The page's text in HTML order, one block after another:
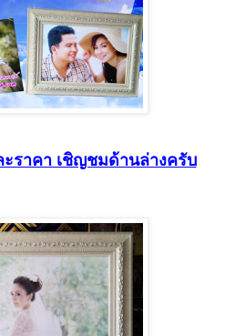
ราคา เชิญชมด้านล่างครับ